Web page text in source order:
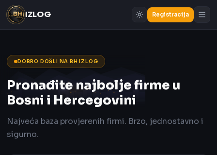
IZLOG Registracija
DOBRO DOŠLI NA BH IZLOG
Pronađite najbolje firme u
Bosni i Hercegovini
Najveća baza provjerenih firmi. Brzo, jednostavno i
sigurno.